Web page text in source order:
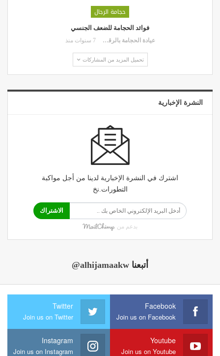
حجامة الرجال
فوائد الحجامة للضعف الجنسي
عيادة الحجامة بالرقعي 7 سنوات منذ
تحميل المزيد من المشاركات
النشرة الإخبارية
اشترك في النشرة الإخبارية لدينا من أجل مواكبة
التطورات.نخ
الاشتراك
بدعم من
أتبعنا @alhijamaakw
Facebook
Join us on Facebook
Twitter
Join us on Twitter
Youtube
Join us on Youtube
Instagram
Join us on Instagram